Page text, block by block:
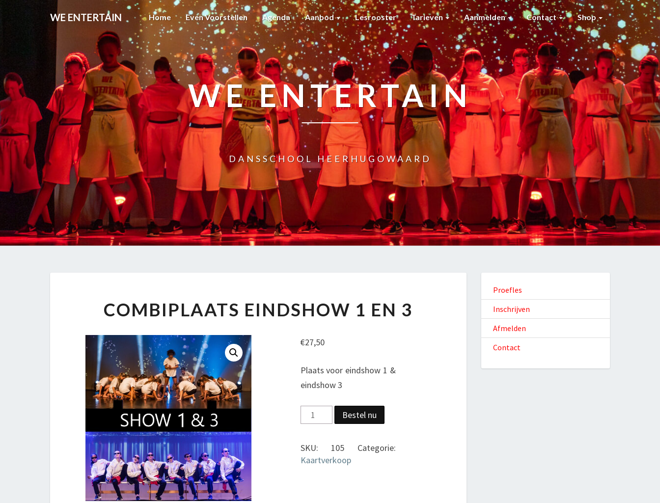
WE ENTERTAIN Home Even Voorstellen Agenda Aanbod Lesrooster Tarieven Aanmelden Contact Shop
WE ENTERTAIN
DANSSCHOOL HEERHUGOWAARD
EINDSHOW
COMBIPLAATS EINDSHOW 1 EN 3
€27,50
Plaats voor eindshow 1 &
eindshow 3
Combiplaats
eindshow
en
3
Bestel nu
SKU: 105
Categorie:
Kaartverkoop
Proefles
Inschrijven
Afmelden
Contact